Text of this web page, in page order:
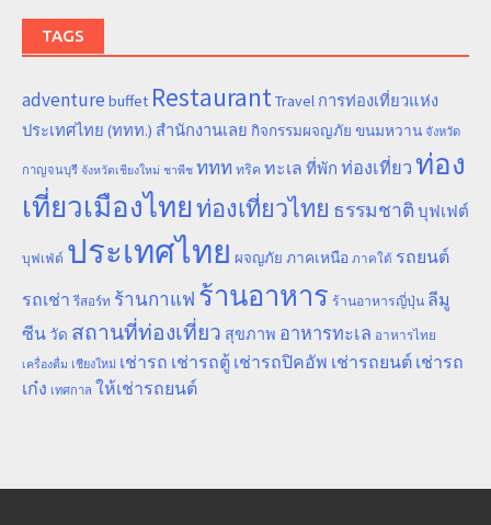
TAGS
adventure buffet Restaurant Travel การท่องเที่ยวแห่ง
ประเทศไทย (ททท.) สำนักงานเลย กิจกรรมผจญภัย ขนมหวาน จังหวัด
กาญจนบุรี จังหวัดเชียงใหม่ ชาพีช ททท ทริค ทะเล ที่พัก ท่องเที่ยวท่อง
เที่ยวเมืองไทยท่องเที่ยวไทย ธรรมชาติ บุฟเฟต์
บุฟเฟ่ต์ ประเทศไทย ผจญภัย ภาคเหนือ ภาคใต้ รถยนต์
รถเช่า รีสอร์ท ร้านกาแฟ ร้านอาหาร ร้านอาหารญี่ปุ่น ลีมู
ซีน วัด สถานที่ท่องเที่ยว สุขภาพ อาหารทะเล อาหารไทย
เครื่องดื่ม เชียงใหม่ เช่ารถ เช่ารถตู้ เช่ารถปิคอัพ เช่ารถยนต์ เช่ารถ
เก๋ง เทศกาล ให้เช่ารถยนต์